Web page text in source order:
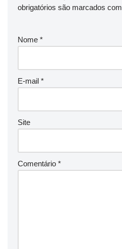
obrigatórios são marcados com
Nome *
E-mail *
Site
Comentário *